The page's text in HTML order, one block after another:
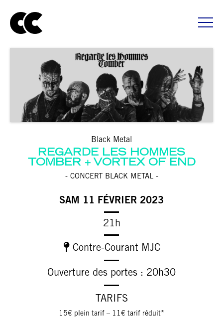
Black Metal
REGARDE LES HOMMES
TOMBER
VORTEX OF END
- CONCERT BLACK METAL -
SAM 11 FÉVRIER 2023
21h
Contre-Courant MJC
Ouverture des portes : 20h30
TARIFS
15€ plein tarif – 11€ tarif réduit*